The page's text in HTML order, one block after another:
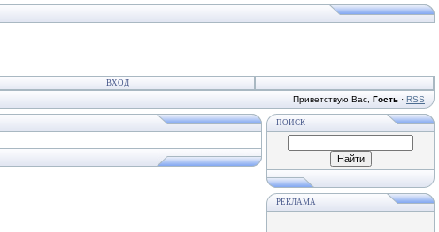
ВХОД
Приветствую Вас Гость · RSS
ПОИСК
РЕКЛАМА